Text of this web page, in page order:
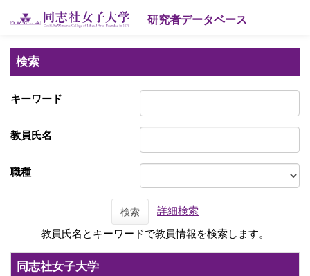
研究者データベース
検索
キーワード
教員氏名
職種
検索
詳細検索
教員氏名とキーワードで教員情報を検索します。
同志社女子大学